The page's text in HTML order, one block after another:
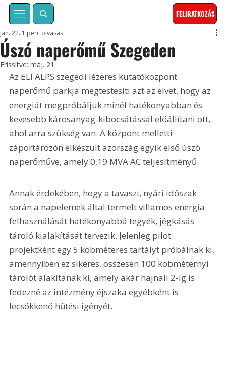
FELIRATKOZÁS
Úszó naperőmű Szegeden
jan. 22. 1 perc olvasás
Frissítve:máj. 21.
Az ELI ALPS szegedi lézeres kutatóközpont
naperőmű parkja megtestesíti azt az elvet, hogy az
energiát megpróbáljuk minél hatékonyabban és
kevesebb károsanyag-kibocsátással előállítani ott,
ahol arra szükség van. A központ melletti
záportározón elkészült azország egyik első úszó
naperőműve, amely 0,19 MVA AC teljesítményű.
Annak érdekében, hogy a tavaszi, nyári időszak
során a napelemek által termelt villamos energia
felhasználását hatékonyabbá tegyék, jégkásás
tároló kialakítását tervezik. Jelenleg pilot
projektként egy 5 köbméteres tartályt próbálnak ki,
amennyiben ez sikeres, összesen 100 köbméternyi
tárolót alakítanak ki, amely akár hajnali 2-ig is
fedezné az intézmény éjszaka egyébként is
lecsökkenő hűtési igényét.